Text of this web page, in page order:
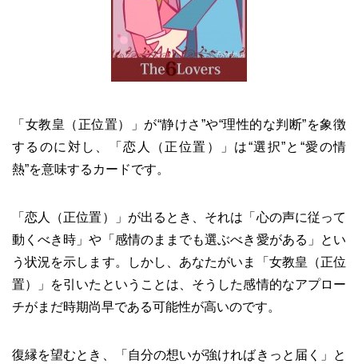
「女教皇（正位置）」が“静けさ”や“理性的な判断”を象徴
するのに対し、「恋人（正位置）」は“選択”と“愛の情
熱”を意味するカードです。
「恋人（正位置）」が出るとき、それは「心の声に従って
動くべき時」や「感情のままでも選ぶべき愛がある」とい
う状況を示します。しかし、あなたがいま「女教皇（正位
置）」を引いたということは、そうした感情的なアプロー
チがまだ時期尚早である可能性が高いのです。
復縁を望むとき、「自分の想いが強ければきっと届く」と